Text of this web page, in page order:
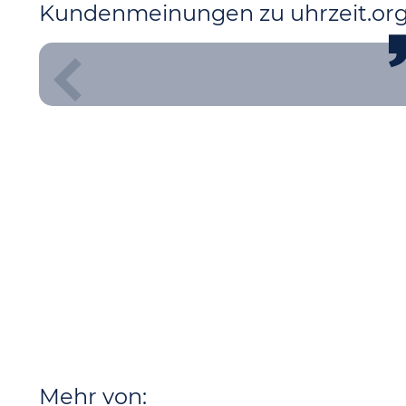
Kundenmeinungen zu
Mehr von: